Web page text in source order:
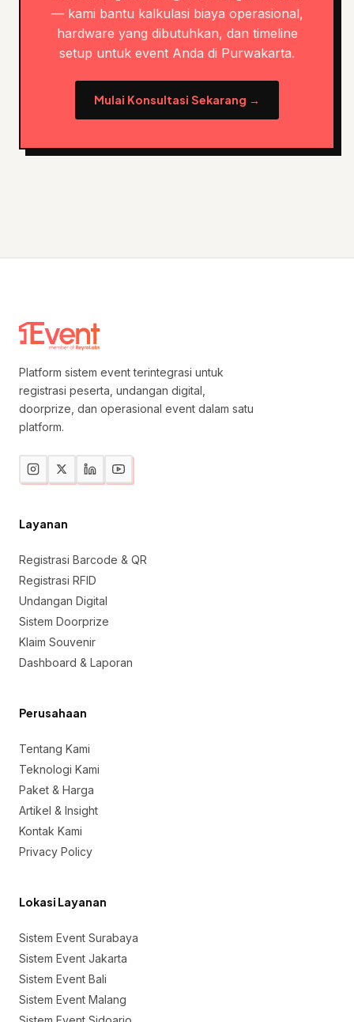
— kami bantu kalkulasi biaya operasional,
hardware yang dibutuhkan, dan timeline
setup untuk event Anda di Purwakarta.
Mulai Konsultasi Sekarang →
Platform sistem event terintegrasi untuk
registrasi peserta, undangan digital,
doorprize, dan operasional event dalam satu
platform.
Layanan
Registrasi Barcode & QR
Registrasi RFID
Undangan Digital
Sistem Doorprize
Klaim Souvenir
Dashboard & Laporan
Perusahaan
Tentang Kami
Teknologi Kami
Paket & Harga
Artikel & Insight
Kontak Kami
Privacy Policy
Lokasi Layanan
Sistem Event Surabaya
Sistem Event Jakarta
Sistem Event Bali
Sistem Event Malang